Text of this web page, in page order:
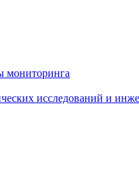
мониторинга
исследований и